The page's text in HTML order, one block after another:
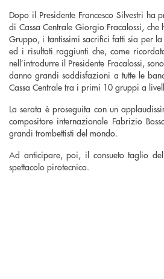
Dopo il Presidente Francesco Silvestri ha
di Cassa Centrale Giorgio Fracalossi,
Gruppo, i tantissimi sacrifici fatti sia per la
ed i risultati raggiunti che, come
nell’introdurre il Presidente Fracalossi,
danno grandi soddisfazioni a tutte le
Cassa Centrale tra i primi 10 gruppi a
La serata è proseguita con un
compositore internazionale Fabrizio
grandi trombettisti del mondo.
Ad anticipare, poi, il consueto taglio
spettacolo pirotecnico.